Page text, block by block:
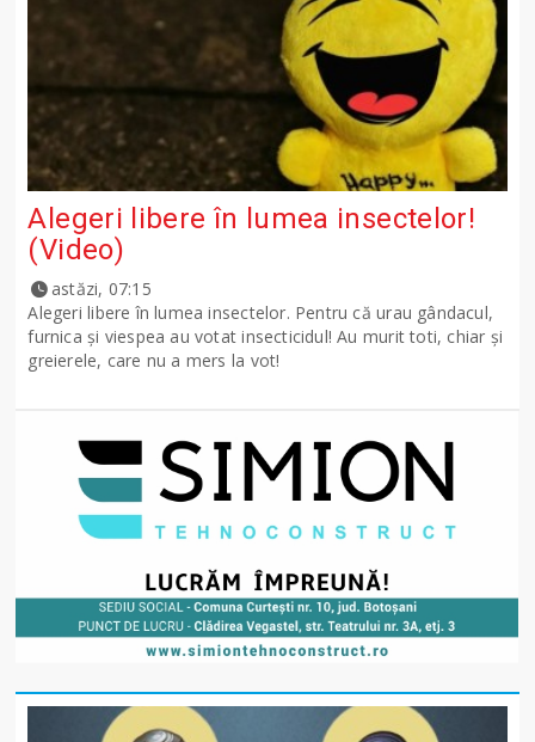
Alegeri libere în lumea insectelor!
(Video)
astăzi, 07:15
Alegeri libere în lumea insectelor. Pentru că urau gândacul,
furnica și viespea au votat insecticidul! Au murit toti, chiar și
greierele, care nu a mers la vot!